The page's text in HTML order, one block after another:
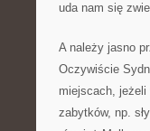
uda nam się
A należy jasno
Oczywiście
miejscach,
zabytków, np.